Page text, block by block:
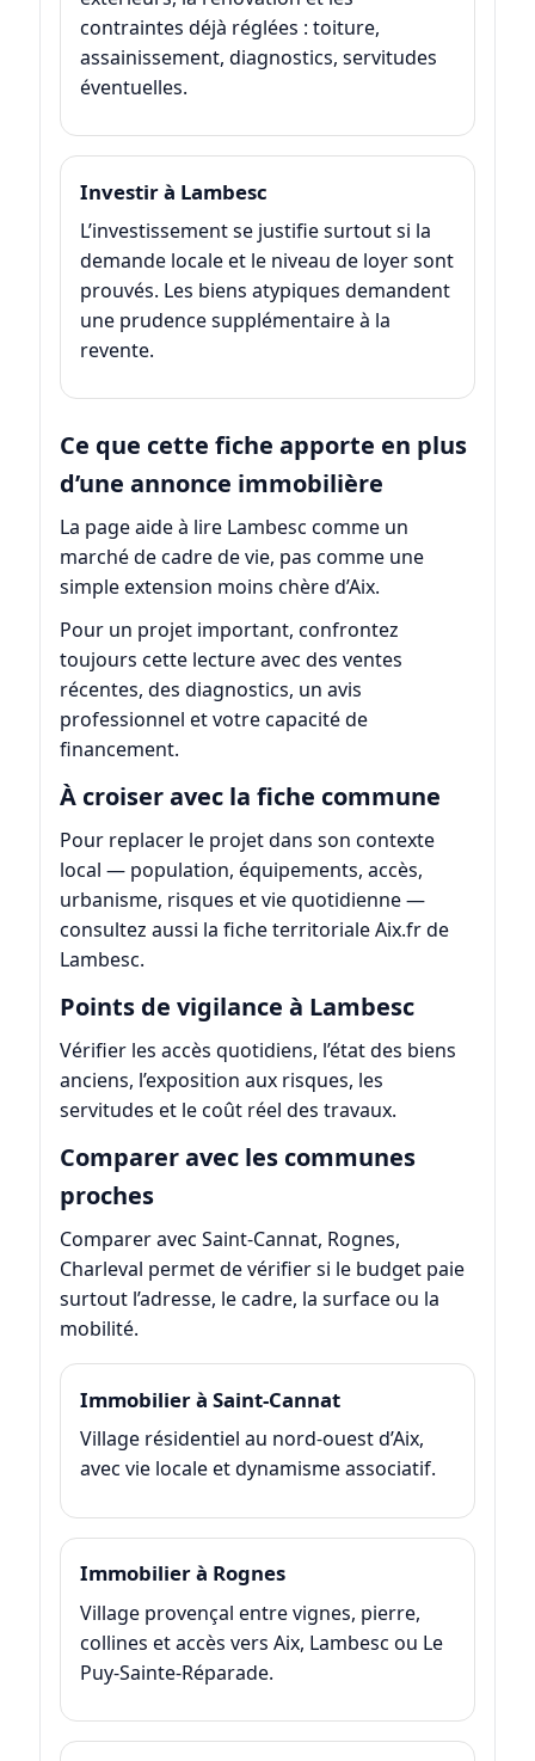
contraintes déjà réglées : toiture,
assainissement, diagnostics, servitudes
éventuelles.
Investir à Lambesc
L’investissement se justifie surtout si la
demande locale et le niveau de loyer sont
prouvés. Les biens atypiques demandent
une prudence supplémentaire à la
revente.
Ce que cette fiche apporte en plus
d’une annonce immobilière
La page aide à lire Lambesc comme un
marché de cadre de vie, pas comme une
simple extension moins chère d’Aix.
Pour un projet important, confrontez
toujours cette lecture avec des ventes
récentes, des diagnostics, un avis
professionnel et votre capacité de
financement.
À croiser avec la fiche commune
Pour replacer le projet dans son contexte
local — population, équipements, accès,
urbanisme, risques et vie quotidienne —
consultez aussi la fiche territorialeAix.fr de
Lambesc.
Points de vigilance à Lambesc
Vérifier les accès quotidiens, l’état des biens
anciens, l’exposition aux risques, les
servitudes et le coût réel des travaux.
Comparer avec les communes
proches
Comparer avec Saint-Cannat, Rognes,
Charleval permet de vérifier si le budget paie
surtout l’adresse, le cadre, la surface ou la
mobilité.
Immobilier à Saint-Cannat
Village résidentiel au nord-ouest d’Aix,
avec vie locale et dynamisme associatif.
Immobilier à Rognes
Village provençal entre vignes, pierre,
collines et accès vers Aix, Lambesc ou Le
Puy-Sainte-Réparade.